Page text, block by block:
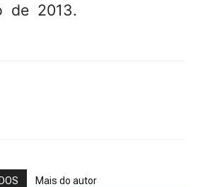
de 2013.
Mais do autor